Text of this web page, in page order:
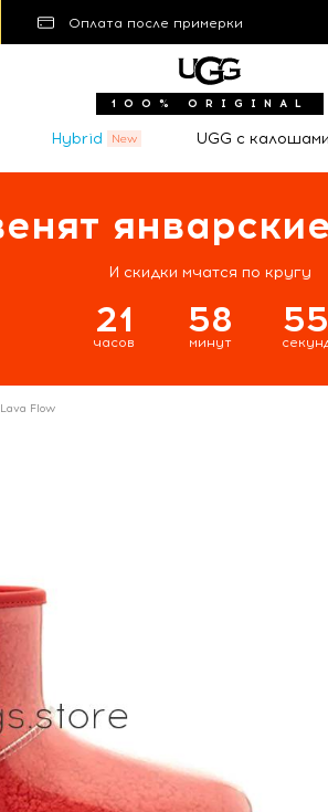
Оплата после примерки
100% ORIGINAL
Hybrid UGG с калошами
И скидки мчатся по кругу
21
часов
58
минут
54
Flow